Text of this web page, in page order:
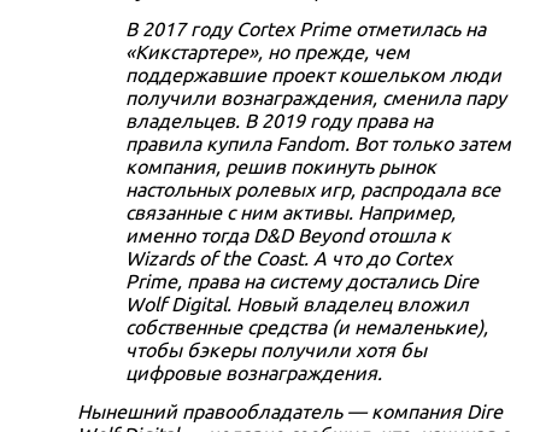
В 2017 году Cortex Prime отметилась на
«Кикстартере», но прежде, чем
поддержавшие проект кошельком люди
получили вознаграждения, сменила пару
владельцев. В 2019 году права на
правила купила Fandom. Вот только затем
компания, решив покинуть рынок
настольных ролевых игр, распродала все
связанные с ним активы. Например,
именно тогда D&D Beyond отошла к
Wizards of the Coast. А что до Cortex
Prime, права на систему достались Dire
Wolf Digital. Новый владелец вложил
собственные средства (и немаленькие),
чтобы бэкеры получили хотя бы
цифровые вознаграждения.
Нынешний правообладатель — компания Dire